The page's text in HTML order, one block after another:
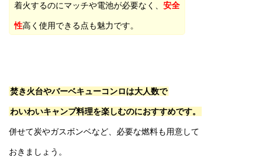
着火するのにマッチや電池が必要なく、 安全
性高く使用できる点も魅力です。
焚き火台やバーベキューコンロは大人数で
わいわいキャンプ料理を楽しむのにおすすめです。
併せて炭やガスボンベなど、必要な燃料も用意して
おきましょう。